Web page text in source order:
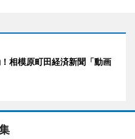
相模原町田経済新聞「動画